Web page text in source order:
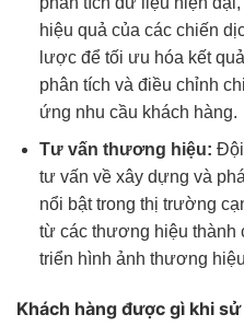
hiệu quả của các chiến
lược để tối ưu hóa kết
phân tích và điều chỉnh
ứng nhu cầu khách hàng.
Tư vấn thương hiệu: Đội
tư vấn về xây dựng và
nổi bật trong thị trường
từ các thương hiệu thành
triển hình ảnh thương
Khách hàng được gì khi